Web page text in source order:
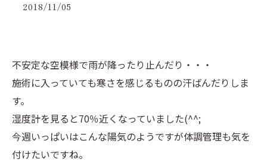
2018/11/05
不安定な空模様で雨が降ったり止んだり・・・
施術に入っていても寒さを感じるものの汗ばんだりしま
す。
湿度計を見ると70％近くなっていました(^^;
今週いっぱいはこんな陽気のようですが体調管理も気を
付けたいですね。